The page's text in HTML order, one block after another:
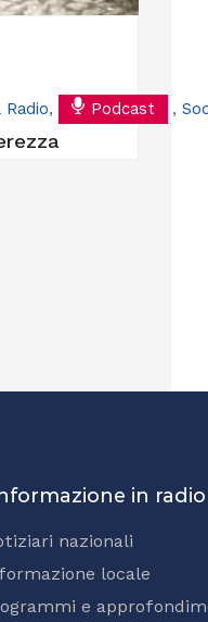
, Podcast ,
in radio
nazionali
locale
e